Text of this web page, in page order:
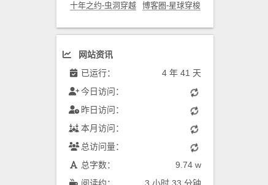
十年之约-虫洞穿越 博客圈-星球穿梭
网站资讯
已运行：
4 年 41 天
今日访问：
昨日访问：
本月访问：
总访问量：
总字数：
9.74 w